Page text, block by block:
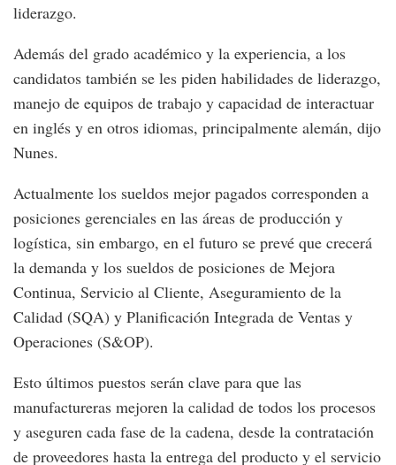
liderazgo.
Además del grado académico y la experiencia, a los
candidatos también se les piden habilidades de liderazgo,
manejo de equipos de trabajo y capacidad de interactuar
en inglés y en otros idiomas, principalmente alemán, dijo
Nunes.
Actualmente los sueldos mejor pagados corresponden a
posiciones gerenciales en las áreas de producción y
logística, sin embargo, en el futuro se prevé que crecerá
la demanda y los sueldos de posiciones de Mejora
Continua, Servicio al Cliente, Aseguramiento de la
Calidad (SQA) y Planificación Integrada de Ventas y
Operaciones (S&OP).
Esto últimos puestos serán clave para que las
manufactureras mejoren la calidad de todos los procesos
y aseguren cada fase de la cadena, desde la contratación
de proveedores hasta la entrega del producto y el servicio